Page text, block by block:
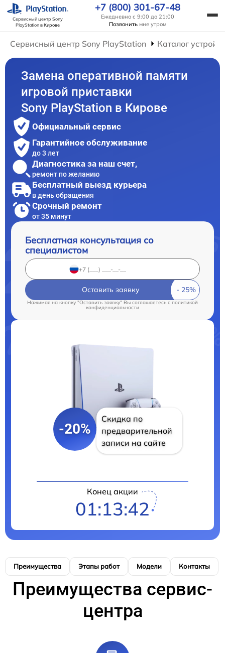
Сервисный центр Sony
PlayStationв Кирове
+7 (800) 301-67-48
Ежедневно с 9:00 до 21:00
Позвонить мне утром
Сервисный центр Sony PlayStation Каталог
Замена оперативной памяти
игровой приставки
Sony PlayStation в Кирове
Официальный сервис
Гарантийное обслуживание
до 3 лет
Диагностика за наш счет,
ремонт по желанию
Бесплатный выезд курьера
в день обращения
Срочный ремонт
от 35 минут
Бесплатная консультация со
специалистом
Оставить заявку
Нажимая на кнопку "Оставить заявку" Вы соглашаетесь cполитикой
конфиденциальности
-20%
Скидка по
предварительной
записи на сайте
Конец акции
01:13:41
Преимущества Этапы работ Модели Контакты
Преимущества сервис-
центра